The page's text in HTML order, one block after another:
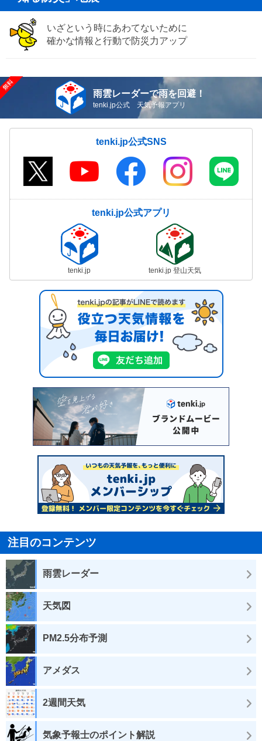
いざという時にあわてないために
確かな情報と行動で防災力アップ
雨雲レーダーで雨を回避！
tenki.jp公式 天気予報アプリ
tenki.jp公式SNS
tenki.jp公式アプリ
tenki.jp tenki.jp 登山天気
注目のコンテンツ
雨雲レーダー
天気図
PM2.5分布予測
アメダス
2週間天気
気象予報士のポイント解説